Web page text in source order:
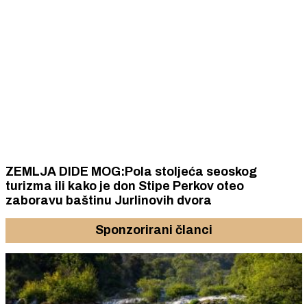
ZEMLJA DIDE MOG:Pola stoljeća seoskog
turizma ili kako je don Stipe Perkov oteo
zaboravu baštinu Jurlinovih dvora
Sponzorirani članci